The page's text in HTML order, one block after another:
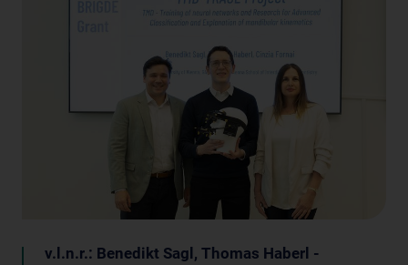
v.l.n.r.: Benedikt Sagl, Thomas Haberl -